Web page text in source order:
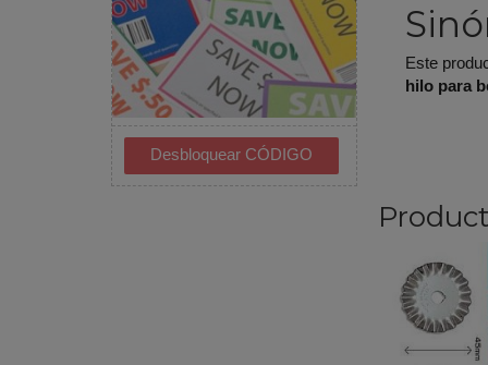
Este
hilo para